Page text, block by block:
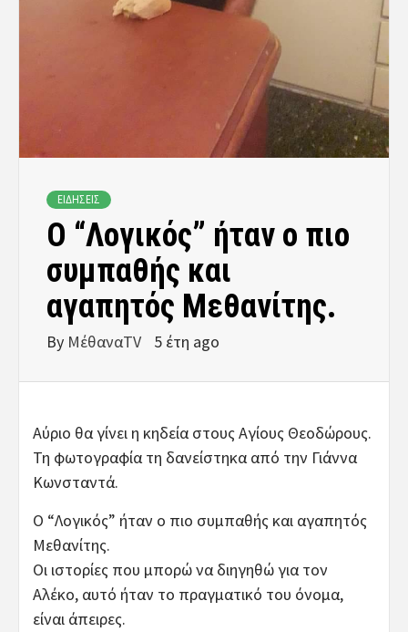
ΕΙΔΗΣΕΙΣ
Ο “Λογικός” ήταν ο πιο
συμπαθής και
αγαπητός Μεθανίτης.
By ΜέθαναTV 5 έτη ago
Αύριο θα γίνει η κηδεία στους Αγίους Θεοδώρους.
Τη φωτογραφία τη δανείστηκα από την Γιάννα
Κωνσταντά.
Ο “Λογικός” ήταν ο πιο συμπαθής και αγαπητός
Μεθανίτης.
Οι ιστορίες που μπορώ να διηγηθώ για τον
Αλέκο, αυτό ήταν το πραγματικό του όνομα,
είναι άπειρες.